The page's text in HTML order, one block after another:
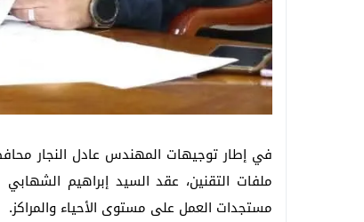
في إطار توجيهات المهندس عادل النجار
ملفات التقنين، عقد السيد إبراهيم
مستجدات العمل على مستوى الأحياء والمراكز.